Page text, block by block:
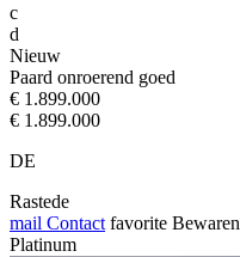
c
d
Nieuw
Paard onroerend goed
€ 1.899.000
€ 1.899.000
DE
Rastede
mail Contact favorite Bewaren
Platinum